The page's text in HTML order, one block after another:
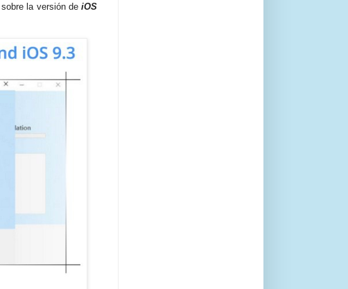
sobre la versión deiOS